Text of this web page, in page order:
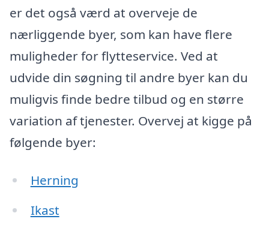
er det også værd at overveje de
nærliggende byer, som kan have flere
muligheder for flytteservice. Ved at
udvide din søgning til andre byer kan du
muligvis finde bedre tilbud og en større
variation af tjenester. Overvej at kigge på
følgende byer:
Herning
Ikast